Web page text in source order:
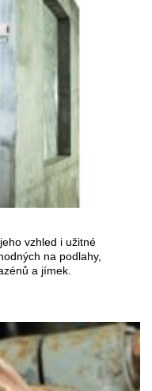
vzhled i užitné
na podlahy,
a jímek.